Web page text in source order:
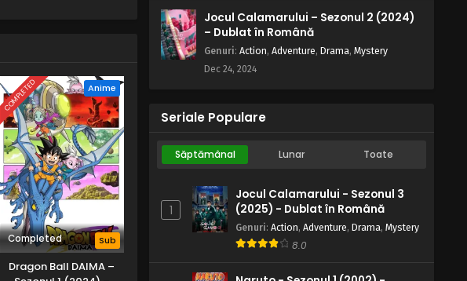
COMPLETED Anime
Completed Sub
Dragon Ball DAIMA –
Galactik Football – Sezonul 3
Episodul 13 – Sfârșitul jocului
Eps 13 - Sfârșitul jocului - 13 April, 2025
Episodul 12 – Trădare pe câmp
Episodul 11 – Bătălia pentru finală
Eps 11 - Bătălia pentru finală - 13 April,
2025
Episodul 10 – Prieteni și dușmani
Jocul Calamarului – Sezonul 2 (2024)
– Dublat în Română
Genuri: Action, Adventure, Drama, Mystery
Dec 24, 2024
Seriale Populare
Săptămânal Lunar Toate
1
Jocul Calamarului - Sezonul 3
(2025) - Dublat în Română
Genuri: Action, Adventure, Drama, Mystery
8.0